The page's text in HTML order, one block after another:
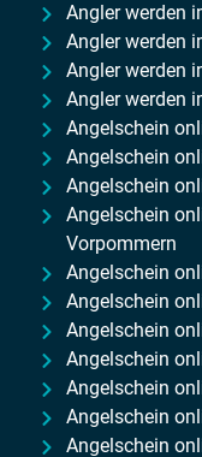
Angler werden
Angler werden
Angler werden
Angler werden
Angelschein
Angelschein
Angelschein
Angelschein
Vorpommern
Angelschein
Angelschein
Angelschein
Angelschein
Angelschein
Angelschein
Angelschein